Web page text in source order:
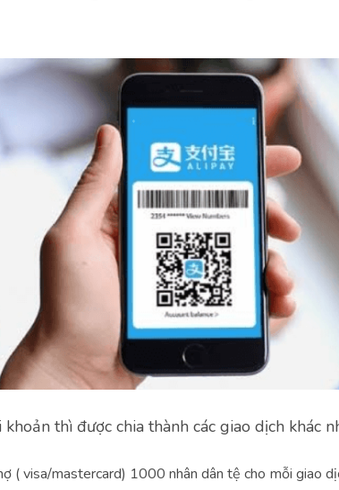
thì được chia thành các giao dịch khác
( visa/mastercard) 1000 nhân dân tệ cho mỗi giao